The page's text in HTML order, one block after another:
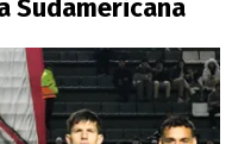
Sudamericana